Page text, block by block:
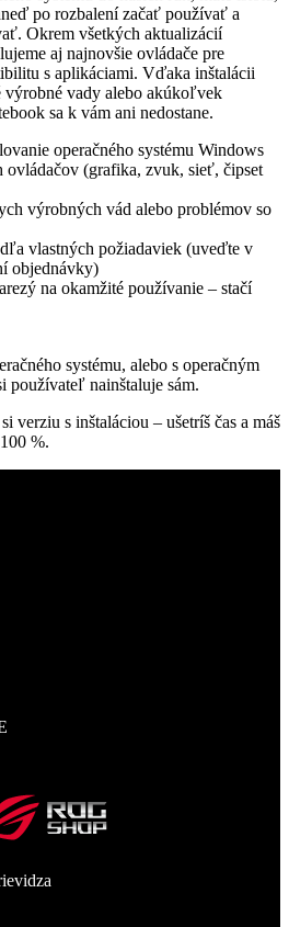
po rozbalení začať používať a
Okrem všetkých aktualizácií
aj najnovšie ovládače pre
s aplikáciami. Vďaka inštalácii
výrobné vady alebo akúkoľvek
sa k vám ani nedostane.
operačného systému Windows
ovládačov (grafika, zvuk, sieť, čipset
výrobných vád alebo problémov so
vlastných požiadaviek (uveďte v
objednávky)
na okamžité používanie – stačí
systému, alebo s operačným
používateľ nainštaluje sám.
verziu s inštaláciou – ušetríš čas a máš
%.